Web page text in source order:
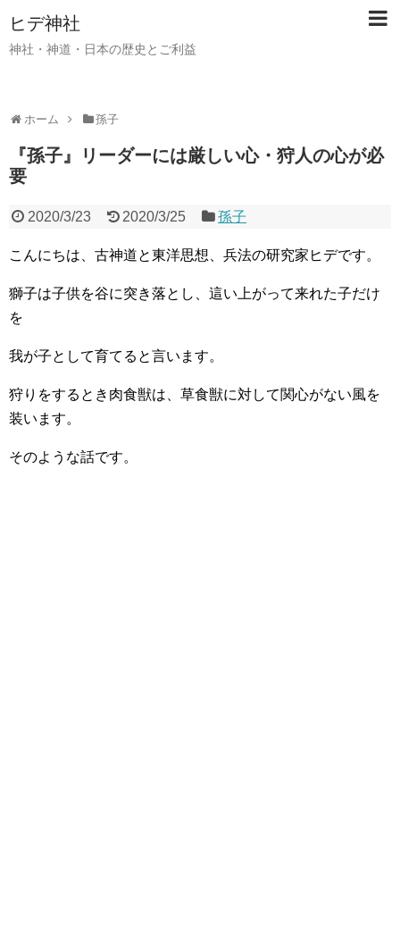
ヒデ神社
神社・神道・日本の歴史とご利益
ホーム 孫子
『孫子』リーダーには厳しい心・狩人の心が必
要
2020/3/23 2020/3/25 孫子
こんにちは、古神道と東洋思想、兵法の研究家ヒデです。
獅子は子供を谷に突き落とし、這い上がって来れた子だけ
を
我が子として育てると言います。
狩りをするとき肉食獣は、草食獣に対して関心がない風を
装います。
そのような話です。